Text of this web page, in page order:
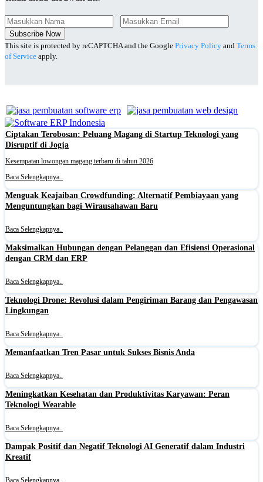
Subscribe Now
This site is protected by reCAPTCHA and the Google Privacy Policy and Terms
of Service apply.
Ciptakan Terobosan: Peluang Magang di Startup Teknologi yang
Disruptif di Jogja
Kesempatan lowongan magang terbaru di tahun 2026
Baca Selengkapnya..
Menguak Keajaiban Crowdfunding: Alternatif Pembiayaan yang
Menguntungkan bagi Wirausahawan Baru
Baca Selengkapnya..
Maksimalkan Hubungan dengan Pelanggan dan Efisiensi Operasional
dengan CRM dan ERP
Baca Selengkapnya..
Teknologi Drone: Revolusi dalam Pengiriman Barang dan Pengawasan
Lingkungan
Baca Selengkapnya..
Memanfaatkan Tren Pasar untuk Sukses Bisnis Anda
Baca Selengkapnya..
Meningkatkan Kesehatan dan Produktivitas Karyawan: Peran
Teknologi Wearable
Baca Selengkapnya..
Dampak Positif dan Negatif Teknologi AI Generatif dalam Industri
Kreatif
Baca Selengkapnya..